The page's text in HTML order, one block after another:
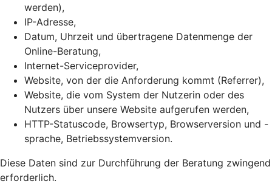
werden),
IP-Adresse,
Datum, Uhrzeit und übertragene Datenmenge der
Online-Beratung,
Internet-Serviceprovider,
Website, von der die Anforderung kommt (Referrer),
Website, die vom System der Nutzerin oder des
Nutzers über unsere Website aufgerufen werden,
HTTP-Statuscode, Browsertyp, Browserversion und -
sprache, Betriebssystemversion.
Diese Daten sind zur Durchführung der Beratung zwingend
erforderlich.